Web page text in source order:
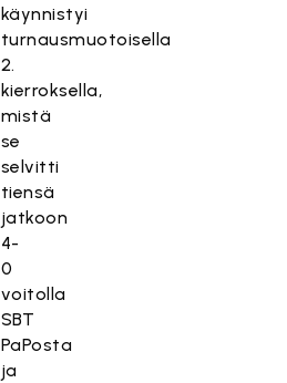
käynnistyi
turnausmuotoisella
2.
kierroksella,
mistä
se
selvitti
tiensä
jatkoon
4-
0
voitolla
SBT
PaPosta
ja